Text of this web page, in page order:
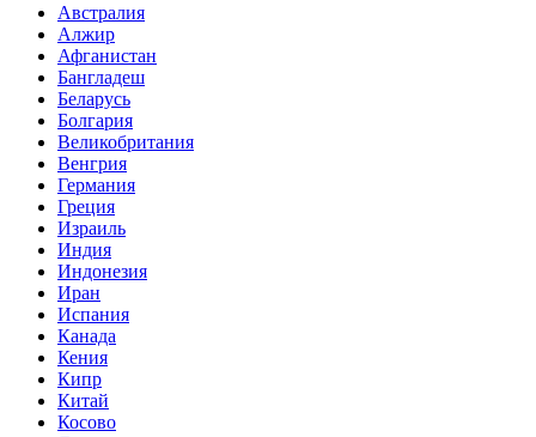
Австралия
Алжир
Афганистан
Бангладеш
Беларусь
Болгария
Великобритания
Венгрия
Германия
Греция
Израиль
Индия
Индонезия
Иран
Испания
Канада
Кения
Кипр
Китай
Косово